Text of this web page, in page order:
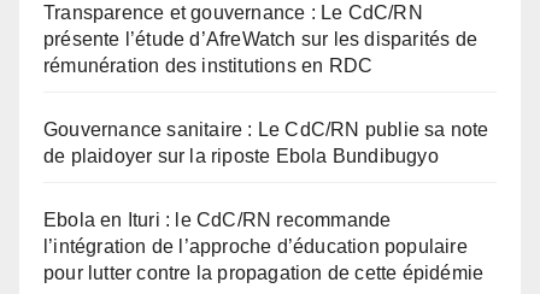
Transparence et gouvernance : Le CdC/RN
présente l’étude d’AfreWatch sur les disparités de
rémunération des institutions en RDC
Gouvernance sanitaire : Le CdC/RN publie sa note
de plaidoyer sur la riposte Ebola Bundibugyo
Ebola en Ituri : le CdC/RN recommande
l’intégration de l’approche d’éducation populaire
pour lutter contre la propagation de cette épidémie